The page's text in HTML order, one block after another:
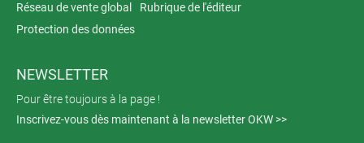
Réseau de vente global
Rubrique de l'éditeur
Protection des données
NEWSLETTER
Pour être toujours à la page !
Inscrivez-vous dès maintenant à la newsletter OKW >>